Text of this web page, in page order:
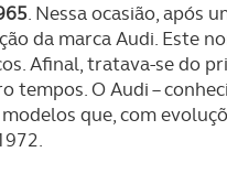
. Nessa ocasião, após
da marca Audi. Este
Afinal, tratava-se do
O Audi –
que, com